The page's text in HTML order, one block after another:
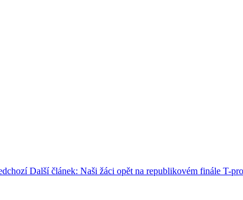
Další článek: Naši žáci opět na republikovém finále T-